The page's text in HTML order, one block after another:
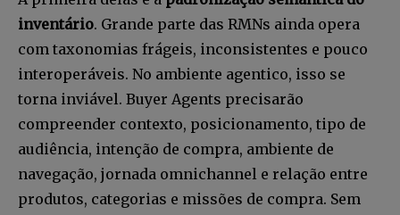
inventário. Grande parte das RMNs ainda opera
com taxonomias frágeis, inconsistentes e pouco
interoperáveis. No ambiente agentico, isso se
torna inviável. Buyer Agents precisarão
compreender contexto, posicionamento, tipo de
audiência, intenção de compra, ambiente de
navegação, jornada omnichannel e relação entre
produtos, categorias e missões de compra. Sem